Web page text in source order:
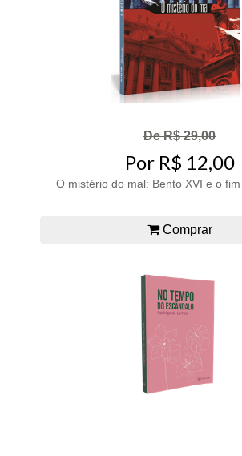
De R$ 29,00
Por R$ 12,00
O mistério do mal: Bento XVI e o
Comprar